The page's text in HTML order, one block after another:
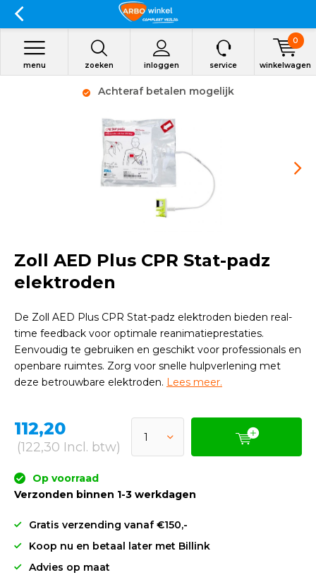
zoeken inloggen
menu service winkelwagen
0
Achteraf betalen mogelijk
Zoll AED Plus CPR Stat-padz
elektroden
De Zoll AED Plus CPR Stat-padz elektroden bieden real-
time feedback voor optimale reanimatieprestaties.
Eenvoudig te gebruiken en geschikt voor professionals en
openbare ruimtes. Zorg voor snelle hulpverlening met
deze betrouwbare elektroden. Lees meer.
112,20
(122,30 Incl. btw)
Op voorraad
Verzonden binnen 1-3 werkdagen
Gratis verzending vanaf €150,-
Koop nu en betaal later met Billink
Advies op maat